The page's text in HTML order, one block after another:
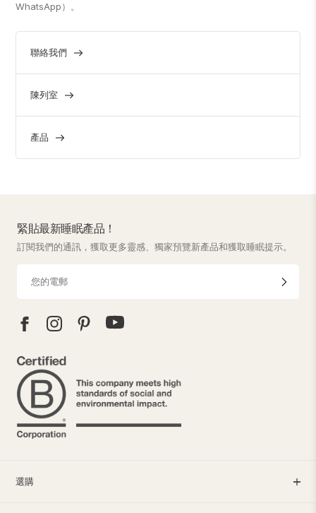
WhatsApp）。
聯絡我們
陳列室
產品
緊貼最新睡眠產品！
訂閱我們的通訊，獲取更多靈感、獨家預覽新產品和獲取睡眠提示。
選購